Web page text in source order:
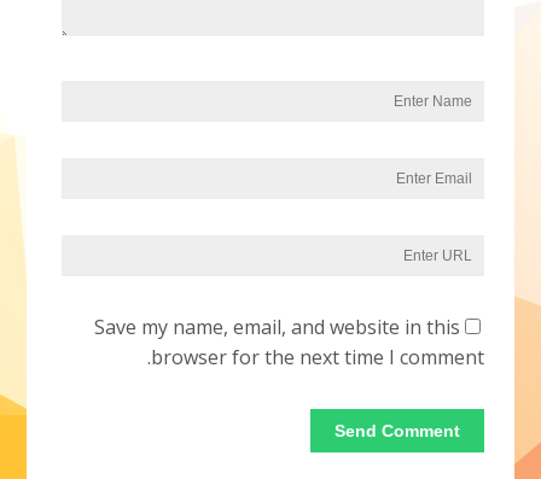
Save my name, email, and website in this
browser for the next time I comment.